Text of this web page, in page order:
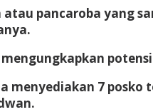
atau pancaroba yang
menyediakan 7 posko